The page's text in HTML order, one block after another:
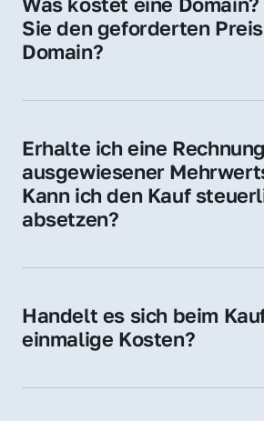
Adressen oder als digitale
Sie den geforderten
Domain?
Domain liegt ein konkreter
unverbindliches Angebot.
Erhalte ich eine
ausgewiesener
Kann ich den Kauf
absetzen?
Für Unternehmen ist der
Handelt es sich beim
einmalige Kosten?
späteren Betrieb der Domain